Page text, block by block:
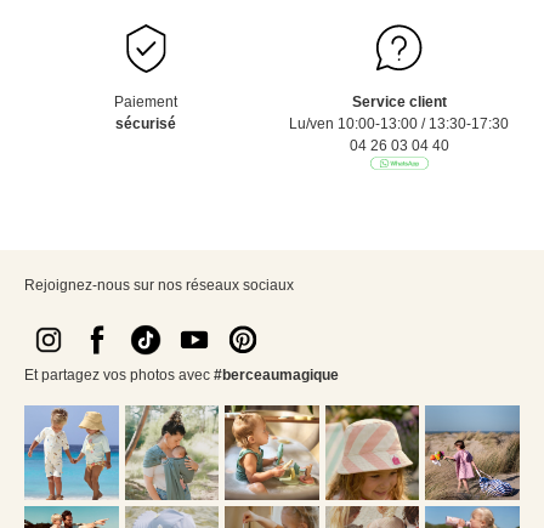
Paiement
sécurisé
Service client
Lu/ven 10:00-13:00 / 13:30-17:30
04 26 03 04 40
Rejoignez-nous sur nos réseaux sociaux
Et partagez vos photos avec #berceaumagique